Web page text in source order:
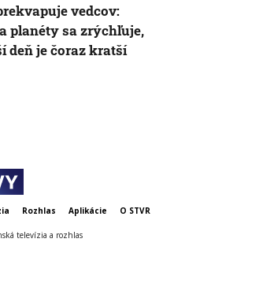
vedcov:
planéty sa zrýchľuje,
deň je čoraz kratší
Rozhlas Aplikácie O STVR
televízia a rozhlas